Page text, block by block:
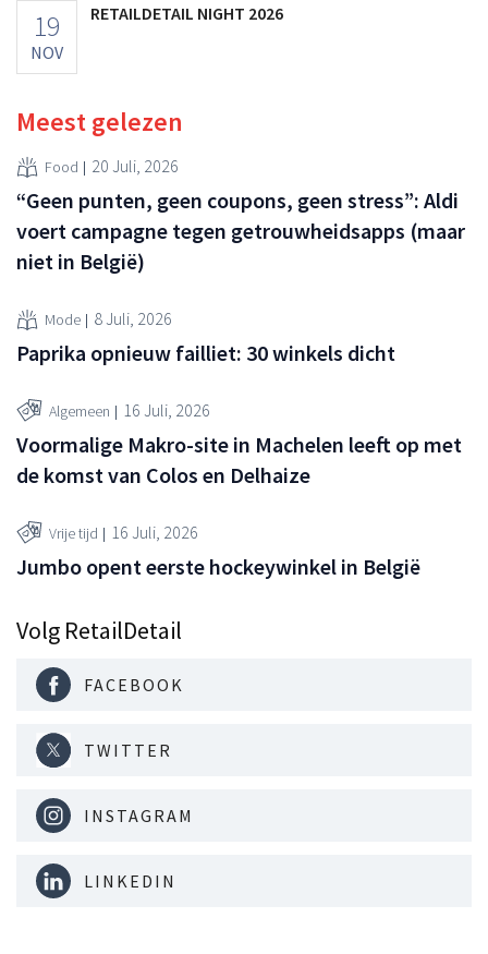
19
NOV
RETAILDETAIL NIGHT 2026
Meest gelezen
Food 20 Juli, 2026
“Geen punten, geen coupons, geen stress”: Aldi
voert campagne tegen getrouwheidsapps (maar
niet in België)
Mode 8 Juli, 2026
Paprika opnieuw failliet: 30 winkels dicht
Algemeen 16 Juli, 2026
Voormalige Makro-site in Machelen leeft op met
de komst van Colos en Delhaize
Vrije tijd 16 Juli, 2026
Jumbo opent eerste hockeywinkel in België
Volg RetailDetail
FACEBOOK
TWITTER
INSTAGRAM
LINKEDIN